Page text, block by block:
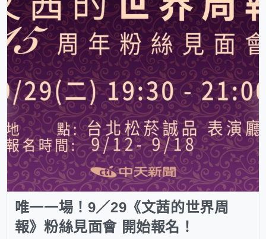
唯一一場！9／29《文茜的世界周
報》粉絲見面會 開始報名！